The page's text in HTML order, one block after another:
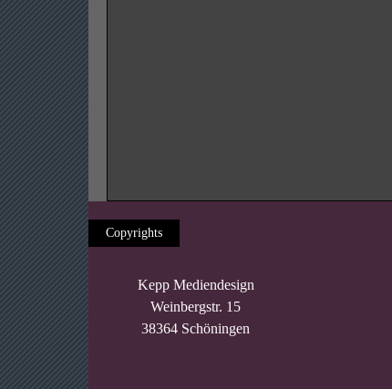
Impressum
DSGVO
Copyrights
AGBs
Kepp Mediendesign
Weinbergstr. 15
38364 Schöningen